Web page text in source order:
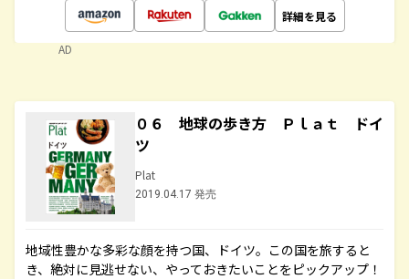
詳細を見る
AD
０６ 地球の歩き方 Ｐｌａｔ ドイ
ツ
Plat
2019.04.17 発売
地域性豊かな多彩な顔を持つ国、ドイツ。この国を旅すると
き、絶対に見逃せない、やっておきたいことをピックアップ！